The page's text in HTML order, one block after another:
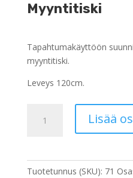
Myyntitiski
Tapahtumakäyttöön
myyntitiski.
Leveys 120cm.
määrä
Lisää
Tuotetunnus (SKU): 71